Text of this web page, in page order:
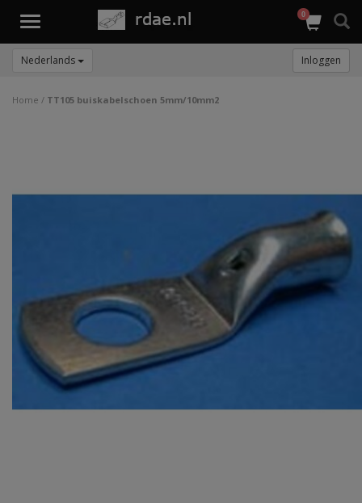
Toggle
0
Nederlands Inloggen
Home / TT105 buiskabelschoen 5mm/10mm2